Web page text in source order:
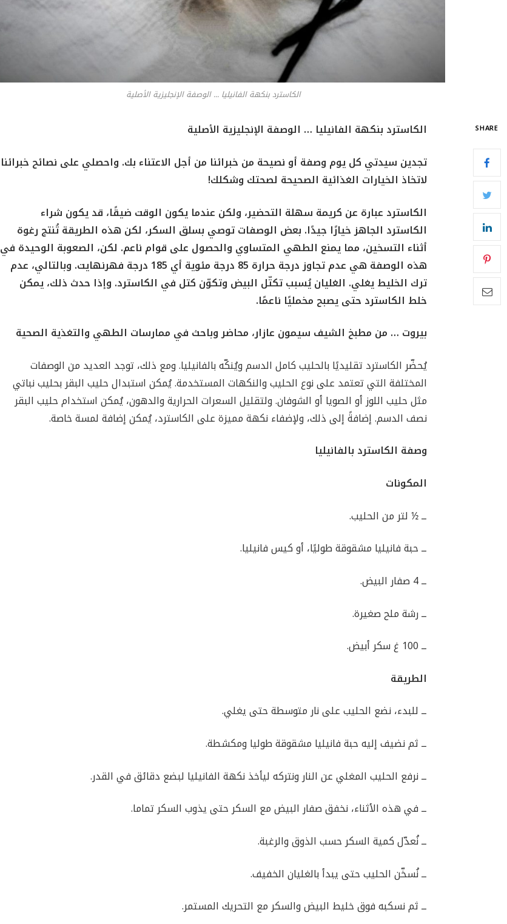
الكاسترد بنكهة الفانيليا ... الوصفة الإنجليزية الأصلية
SHARE
الكاسترد بنكهة الفانيليا … الوصفة الإنجليزية الأصلية
تجدين سيدتي كل يوم وصفة أو نصيحة من خبرائنا من أجل الاعتناء بك. واحصلي على نصائح خبرائنا
لاتخاذ الخيارات الغذائية الصحيحة لصحتك وشكلك!
الكاسترد عبارة عن كريمة سهلة التحضير، ولكن عندما يكون الوقت ضيقًا، قد يكون شراء
الكاسترد الجاهز خيارًا جيدًا. بعض الوصفات توصي بسلق السكر، لكن هذه الطريقة تُنتج رغوة
أثناء التسخين، مما يمنع الطهي المتساوي والحصول على قوام ناعم. لكن، الصعوبة الوحيدة في
هذه الوصفة هي عدم تجاوز درجة حرارة 85 درجة مئوية أي 185 درجة فهرنهايت. وبالتالي، عدم
ترك الخليط يغلي. الغليان يُسبب تكتّل البيض وتكوّن كتل في الكاسترد. وإذا حدث ذلك، يمكن
خلط الكاسترد حتى يصبح مخمليًا ناعمًا.
بيروت … من مطبخ الشيف سيمون عازار، محاضر وباحث في ممارسات الطهي والتغذية الصحية
يُحضّر الكاسترد تقليديًا بالحليب كامل الدسم ويُنكّه بالفانيليا. ومع ذلك، توجد العديد من الوصفات
المختلفة التي تعتمد على نوع الحليب والنكهات المستخدمة. يُمكن استبدال حليب البقر بحليب نباتي
مثل حليب اللوز أو الصويا أو الشوفان. ولتقليل السعرات الحرارية والدهون، يُمكن استخدام حليب البقر
نصف الدسم. إضافةً إلى ذلك، ولإضفاء نكهة مميزة على الكاسترد، يُمكن إضافة لمسة خاصة.
وصفة الكاسترد بالفانيليا
المكونات
ــ ½ لتر من الحليب.
ــ حبة فانيليا مشقوقة طوليًا، أو كيس فانيليا.
ــ 4 صفار البيض.
ــ رشة ملح صغيرة.
ــ 100 غ سكر أبيض.
الطريقة
ــ للبدء، نضع الحليب على نار متوسطة حتى يغلي.
ــ ثم نضيف إليه حبة فانيليا مشقوقة طوليا ومكشطة.
ــ نرفع الحليب المغلي عن النار ونتركه ليأخذ نكهة الفانيليا لبضع دقائق في القدر.
ــ في هذه الأثناء، نخفق صفار البيض مع السكر حتى يذوب السكر تماما.
ــ نُعدّل كمية السكر حسب الذوق والرغبة.
ــ نُسخّن الحليب حتى يبدأ بالغليان الخفيف.
ــ ثم نسكبه فوق خليط البيض والسكر مع التحريك المستمر.